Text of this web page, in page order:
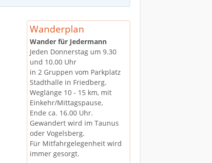
Wanderplan
Wander für Jedermann
Jeden Donnerstag um 9.30
und 10.00 Uhr
in 2 Gruppen vom Parkplatz
Stadthalle in Friedberg.
Weglänge 10 - 15 km, mit
Einkehr/Mittagspause,
Ende ca. 16.00 Uhr.
Gewandert wird im Taunus
oder Vogelsberg.
Für Mitfahrgelegenheit wird
immer gesorgt.